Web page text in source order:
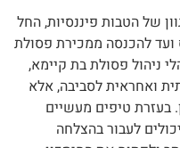
של הטבות פיננסיות, החל
להכנסה ממכירת פסולת
ניהול פסולת בת קיימא,
ואחראית לסביבה, אלא
טיפים מעשיים
לעבור בהצלחה